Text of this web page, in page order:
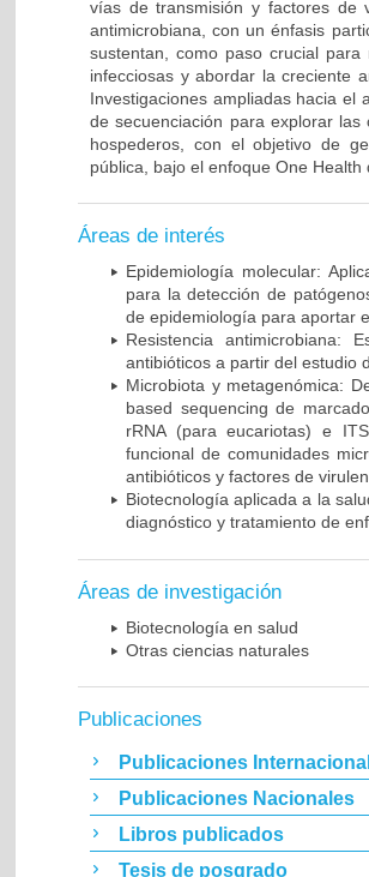
vías de transmisión y factores de
antimicrobiana, con un énfasis
sustentan, como paso crucial
infecciosas y abordar la creciente
Investigaciones ampliadas hacia el
de secuenciación para explorar
hospederos, con el objetivo de
pública, bajo el enfoque One
Áreas de interés
Epidemiología molecular:
para la detección de
de epidemiología para aportar
Resistencia antimicrobiana:
antibióticos a partir del estudio
Microbiota y metagenómica:
based sequencing de
rRNA (para eucariotas) e
funcional de comunidades
antibióticos y factores de
Biotecnología aplicada a la
diagnóstico y tratamiento de
Áreas de investigación
Biotecnología en salud
Otras ciencias naturales
Publicaciones
Publicaciones
Publicaciones Nacionales
Libros publicados
Tesis de posgrado